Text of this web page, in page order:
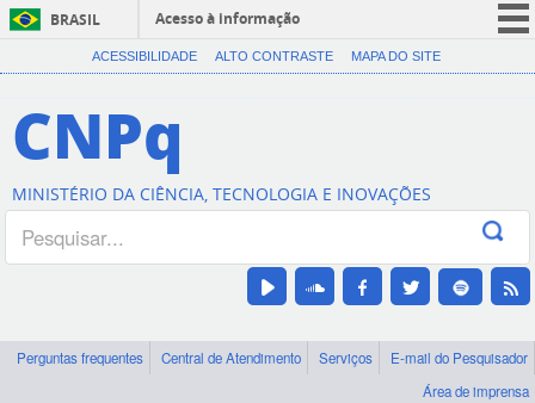
BRASIL
Acesso à informação
CORONAVÍRUS (COVID-19)
Canais
ACESSIBILIDADE ALTO CONTRASTE MAPA DO SITE
CNPq
MINISTÉRIO DA CIÊNCIA, TECNOLOGIA E INOVAÇÕES
Perguntas frequentes Central de Atendimento Serviços
E-mail do Pesquisador
Área de imprensa